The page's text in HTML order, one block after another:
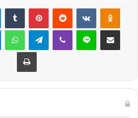
LinkedInTumblr PinterestReddit VKontakte
MessengerWhatsAppTelegramViber Line E-Posta ile
Yazdır